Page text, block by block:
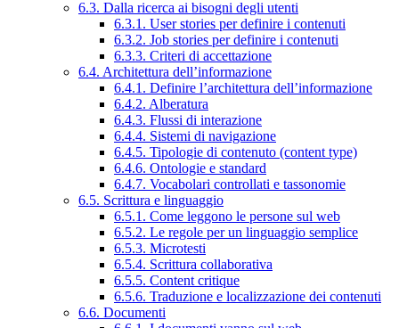
6.3. Dalla ricerca ai bisogni degli utenti
6.3.1. User stories per definire i contenuti
6.3.2. Job stories per definire i contenuti
6.3.3. Criteri di accettazione
6.4. Architettura dell’informazione
6.4.1. Definire l’architettura dell’informazione
6.4.2. Alberatura
6.4.3. Flussi di interazione
6.4.4. Sistemi di navigazione
6.4.5. Tipologie di contenuto (content type)
6.4.6. Ontologie e standard
6.4.7. Vocabolari controllati e tassonomie
6.5. Scrittura e linguaggio
6.5.1. Come leggono le persone sul web
6.5.2. Le regole per un linguaggio semplice
6.5.3. Microtesti
6.5.4. Scrittura collaborativa
6.5.5. Content critique
6.5.6. Traduzione e localizzazione dei contenuti
6.6. Documenti